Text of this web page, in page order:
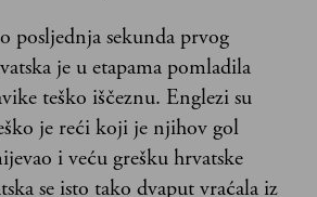
posljednja sekunda prvog
je u etapama pomladila
teško iščeznu. Englezi su
je reći koji je njihov gol
i veću grešku hrvatske
se isto tako dvaput vraćala iz